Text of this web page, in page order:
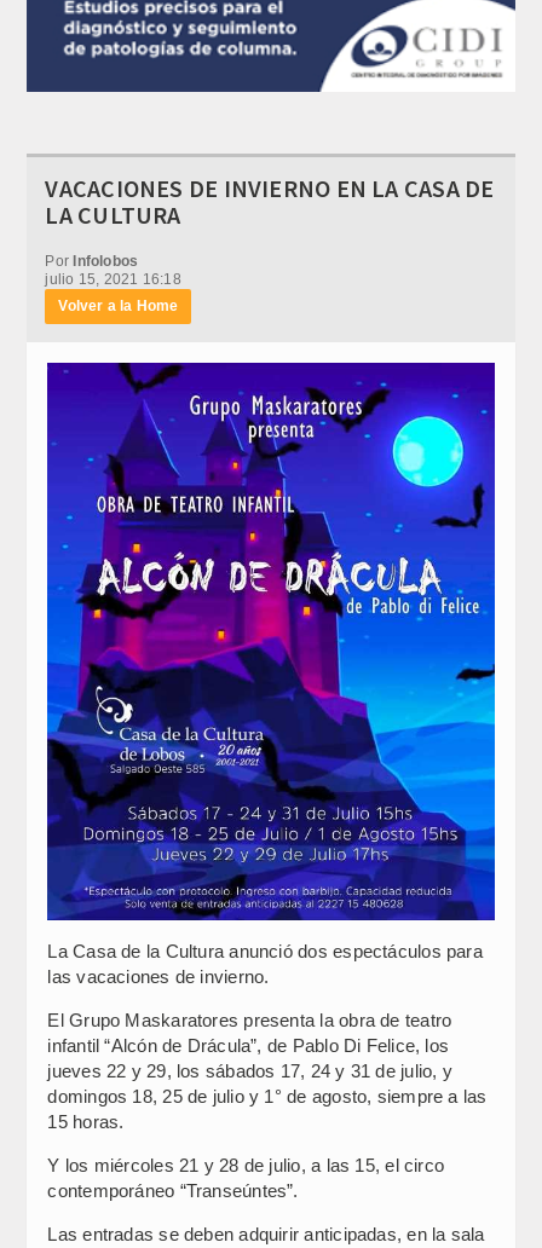
VACACIONES DE INVIERNO EN LA CASA DE
LA CULTURA
PorInfolobos
julio 15, 2021 16:18
Volver a la Home
La Casa de la Cultura anunció dos espectáculos para
las vacaciones de invierno.
El Grupo Maskaratores presenta la obra de teatro
infantil “Alcón de Drácula”, de Pablo Di Felice, los
jueves 22 y 29, los sábados 17, 24 y 31 de julio, y
domingos 18, 25 de julio y 1° de agosto, siempre a las
15 horas.
Y los miércoles 21 y 28 de julio, a las 15, el circo
contemporáneo “Transeúntes”.
Las entradas se deben adquirir anticipadas, en la sala